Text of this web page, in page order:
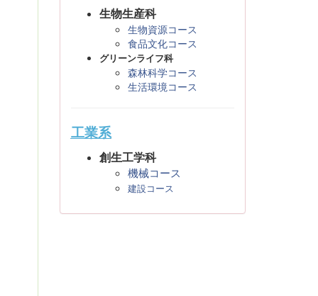
生物生産科
生物資源コース
食品文化コース
グリーンライフ科
森林科学コース
生活環境コース
工業系
創生工学科
機械コース
建設コース